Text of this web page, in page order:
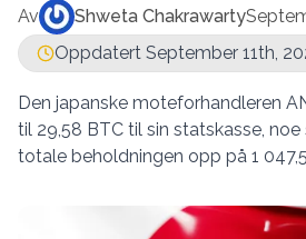
Av Shweta Chakrawarty
Oppdatert September 11th,
Den japanske moteforhandleren
til 29,58 BTC til sin statskasse,
totale beholdningen opp på 1